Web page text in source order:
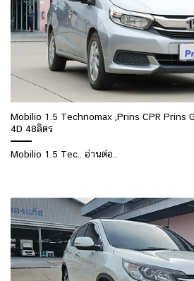
Mobilio 1.5 Technomax ,Prins CPR Prins
4D 48ลิตร
Mobilio 1.5 Tec.. อ่านต่อ..